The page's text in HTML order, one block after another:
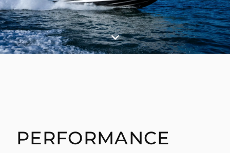
ŞİRKET
EKIP
ÖĞRENIN
PERFORMANCE